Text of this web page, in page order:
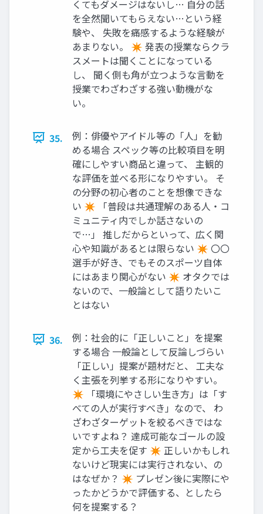
くてもダメージはないし… 自分の話
を全然聞いてもらえない…という経
験や、 失敗を痛感するような経験が
あまりない。 ✴ 発表の授業ならクラ
スメートは聞くことになっている
し、 聞く側も角が立つような言動を
授業でわざわざする強い動機がな
い。
35.
例：俳優やアイドル等の「人」を勧
める場合 スペック等の比較項目を明
確にしやすい商品と違って、 主観的
な評価を並べる形になりやすい。 そ
の分野の初心者のことを想像できな
い ✴ 「普段は共通理解のある人・コ
ミュニティ内でしか話さないの
で…」 推しだからといって、広く関
心や知識があるとは限らない ✴ 〇〇
選手が好き、でもそのスポーツ自体
にはあまり関心がない ✴ オタクでは
ないので、一般論として語りたいこ
とはない
36.
例：社会的に「正しいこと」を提案
する場合 一般論として反論しづらい
「正しい」提案が題材だと、 工夫な
く主張を列挙する形になりやすい。
✴ 「環境にやさしい生き方」は「す
べての人が実行すべき」なので、 わ
ざわざターゲットを絞るべきではな
いですよね？ 達成可能なゴールの設
定から工夫を促す ✴ 正しいかもしれ
ないけど現実には実行されない、の
はなぜか？ ✴ プレゼン後に実際にや
ったかどうかで評価する、としたら
何を提案する？